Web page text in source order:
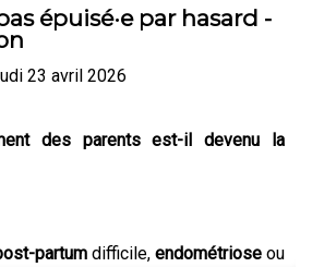
épuisé·e par hasard -
23 avril 2026
des parents est-il devenu la
partum difficile, endométriose ou